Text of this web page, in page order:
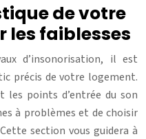
de votre
les faiblesses
d’insonorisation, il est
précis de votre logement.
points d’entrée du son
à problèmes et de choisir
section vous guidera à